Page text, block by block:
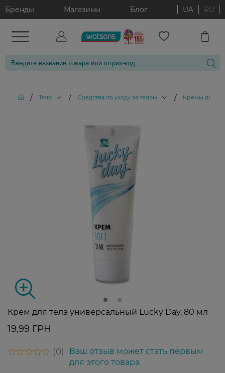
Бренды Магазины Блог UA RU
/ Тело / Средства по уходу за телом / Кремы для
Крем для тела универсальный Lucky Day, 80 мл
19,99 ГРН
0
Ваш отзыв может стать первым
для этого товара